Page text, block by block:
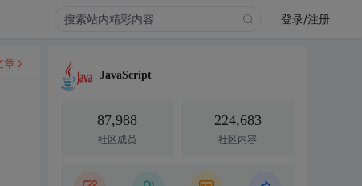
登录/注册
章
JavaScript
87,988
社区成员
224,683
社区内容